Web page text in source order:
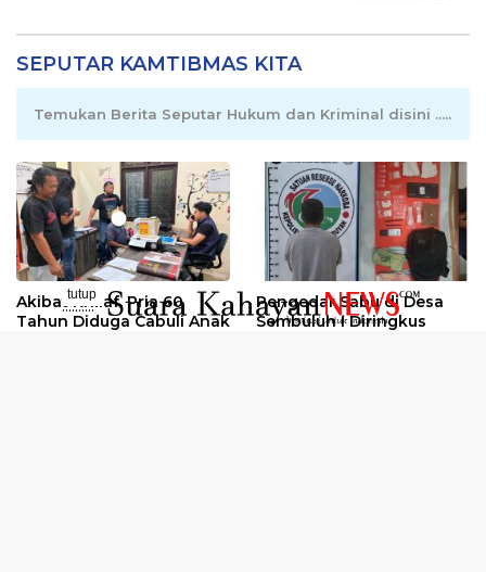
SEPUTAR KAMTIBMAS KITA
Temukan Berita Seputar Hukum dan Kriminal disini .....
Akibat Khilaf, Pria 60
Tahun Diduga Cabuli Anak
Pengedar Sabu di Desa
Sembuluh I Diringkus
tutup
..........